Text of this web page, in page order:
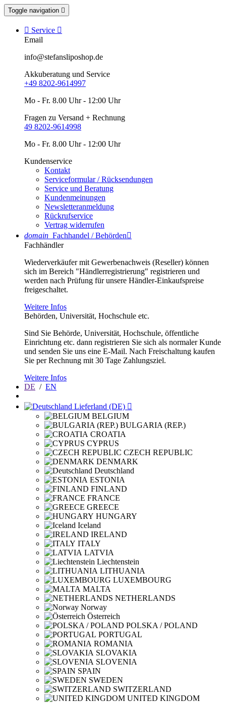
Toggle navigation 
 Service 
Email
info@stefansliposhop.de
Akkuberatung und Service
+49 8202-9614997
Mo - Fr. 8.00 Uhr - 12:00 Uhr
Fragen zu Versand + Rechnung
49 8202-9614998
Mo - Fr. 8.00 Uhr - 12:00 Uhr
Kundenservice
Kontakt
Serviceformular / Rücksendungen
Service und Beratung
Kundenmeinungen
Newsletteranmeldung
Rückrufservice
Vertrag widerrufen
domain Fachhandel / Behörden
Fachhändler
Wiederverkäufer mit Gewerbenachweis (Reseller) können
sich im Bereich "Händlerregistrierung" registrieren und
werden nach Prüfung für unsere Händler-Einkaufspreise
freigeschaltet.
Weitere Infos
Behörden, Universität, Hochschule etc.
Sind Sie Behörde, Universität, Hochschule, öffentliche
Einrichtung etc. dann registrieren Sie sich als normaler Kunde
und senden Sie uns eine E-Mail. Nach Freischaltung kaufen
Sie per Rechnung mit 30 Tage Zahlungsziel.
Weitere Infos
DE / EN
Lieferland (DE) 
BELGIUM
BULGARIA (REP.)
CROATIA
CYPRUS
CZECH REPUBLIC
DENMARK
Deutschland
ESTONIA
FINLAND
FRANCE
GREECE
HUNGARY
Iceland
IRELAND
ITALY
LATVIA
Liechtenstein
LITHUANIA
LUXEMBOURG
MALTA
NETHERLANDS
Norway
Österreich
POLSKA / POLAND
PORTUGAL
ROMANIA
SLOVAKIA
SLOVENIA
SPAIN
SWEDEN
SWITZERLAND
UNITED KINGDOM